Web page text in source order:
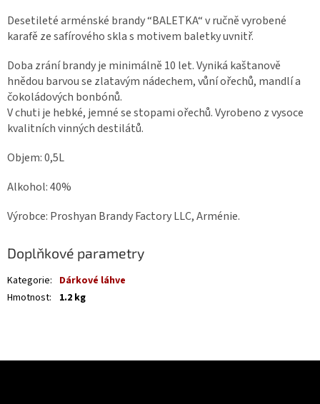
Desetileté arménské brandy “BALETKA“ v ručně vyrobené
karafě ze safírového skla s motivem baletky uvnitř.
Doba zrání brandy je minimálně 10 let. Vyniká kaštanově
hnědou barvou se zlatavým nádechem, vůní ořechů, mandlí a
čokoládových bonbónů.
V chuti je hebké, jemné se stopami ořechů. Vyrobeno z vysoce
kvalitních vinných destilátů.
Objem: 0,5L
Alkohol: 40%
Výrobce: Proshyan Brandy Factory LLC, Arménie.
Doplňkové parametry
Kategorie: Dárkové láhve
Hmotnost: 1.2 kg